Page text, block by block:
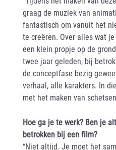
graag de muziek van
fantastisch om vanuit het
te creëren. Over alles wat
een klein propje op de
twee jaar geleden, bij
de conceptfase bezig
verhaal, alle karakters. In
met het maken van
Hoe ga je te werk? Ben je
betrokken bij een film?
“Niet altijd. Je moet het